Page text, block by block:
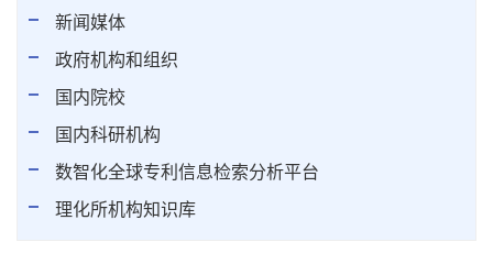
新闻媒体
政府机构和组织
国内院校
国内科研机构
数智化全球专利信息检索分析平台
理化所机构知识库